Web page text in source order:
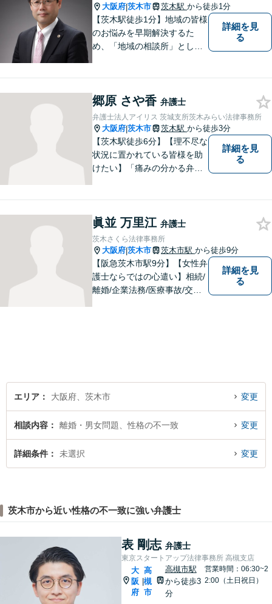
大阪府|茨木市 茨木駅 から徒歩1分
【茨木駅徒歩1分】地域の皆様
のお悩みを早期解決するた
め、「地域の相談所」として
詳細を見
る
郷原 さや香 弁護士
弁護士法人アイリス 茨城支所茨木みらい法律事務所
大阪府|茨木市 茨木駅 から徒歩3分
【茨木駅徒歩6分】【理不尽な
状況に置かれている皆様を助
けたい】「痛みの分かる弁護
ど、お困りごとはお気軽にご
相談くださいませ。
詳細を見
る
眞並 万里江 弁護士
茨木さくら法律事務所
大阪府|茨木市 茨木市駅 から徒歩9分
【阪急茨木市駅9分】【女性弁
護士ならではの心遣い】相続/
離婚/企業法務/医療事故/交通
詳細を見
る
エリア 大阪府、茨木市 変更
相談内容 離婚・男女問題、性格の不一致 変更
詳細条件 未選択 変更
茨木市から近い性格の不一致に強い弁護士
表 剛志 弁護士
東京スタートアップ法律事務所 高槻支店
大
阪
府
|
高
槻
市
高槻市駅
から徒歩3
分
営業時間：06:30~2
2:00（土日祝日）